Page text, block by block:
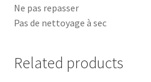
Ne pas repasser
Pas de nettoyage à sec
Related products